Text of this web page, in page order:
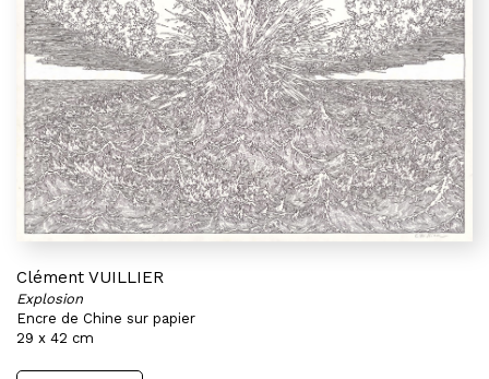
Clément VUILLIER
Explosion
Encre de Chine sur papier
29 x 42 cm